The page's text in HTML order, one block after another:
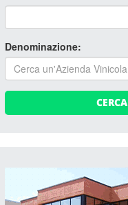
Denominazione:
CERCA